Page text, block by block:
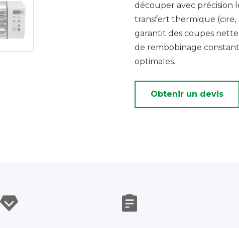
découper avec précision
transfert thermique (cire,
garantit des coupes
de rembobinage
optimales.
Obtenir un devis